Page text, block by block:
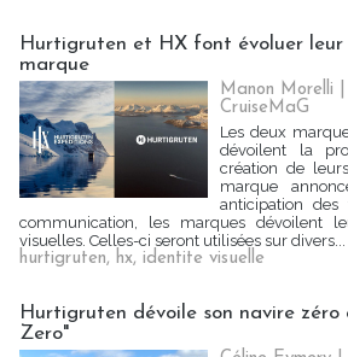
Hurtigruten et HX font évoluer
marque
Manon Morelli
CruiseMaG
Les deux
dévoilent la
création de
marque
anticipation
communication, les marques dévoilent
visuelles. Celles-ci seront utilisées sur divers...
hurtigruten, hx, identite visuelle
Hurtigruten dévoile son navire zéro
Zero"